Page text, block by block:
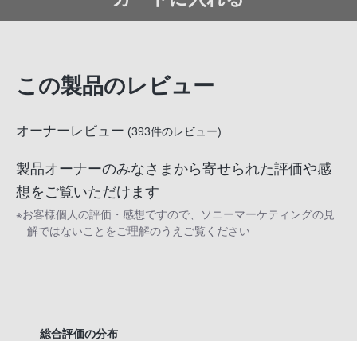
この製品のレビュー
オーナーレビュー (393件のレビュー)
製品オーナーのみなさまから寄せられた評価や感
想をご覧いただけます
※お客様個人の評価・感想ですので、ソニーマーケティングの見
解ではないことをご理解のうえご覧ください
総合評価の分布